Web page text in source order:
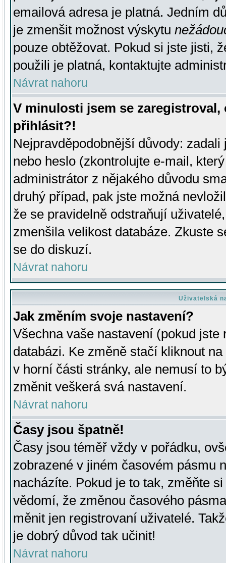
emailová adresa je platná. Jedním
je zmenšit možnost výskytu
pouze obtěžovat. Pokud si jste jisti,
použili je platná, kontaktujte
Návrat nahoru
V minulosti jsem se
přihlásit?!
Nejpravděpodobnější důvody:
nebo heslo (zkontrolujte e-mail,
administrátor z nějakého důvodu
druhý případ, pak jste možná
že se pravidelně odstraňují
zmenšila velikost databáze. Zkuste
se do diskuzí.
Návrat nahoru
Uživatelská
Jak změním svoje nastavení?
Všechna vaše nastavení (pokud
databázi. Ke změně stačí kliknout
v horní části stránky, ale nemusí to
změnit veškerá svá nastavení.
Návrat nahoru
Časy jsou špatně!
Časy jsou téměř vždy v pořádku,
zobrazené v jiném časovém pásmu
nacházíte. Pokud je to tak, změňte
vědomí, že změnou časového
měnit jen registrovaní uživatelé.
je dobrý důvod tak učinit!
Návrat nahoru